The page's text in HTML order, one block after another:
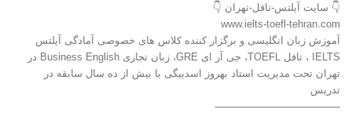
👇 سایت آیلتس-تافل-تهران 👇
www.ielts-toefl-tehran.com
آموزش زبان انگلیسی و برگزار کننده کلاس های خصوصی آمادگی آیلتس
IELTS ، تافل TOEFL، جی آر ای GRE، زبان تجاری Business English در
تهران تحت مدیریت استاد بهروز اسدبیگی با بیش از ده سال سابقه در
تدریس
————————————-